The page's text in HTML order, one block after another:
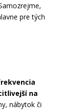
pre tých
na
nábytok či